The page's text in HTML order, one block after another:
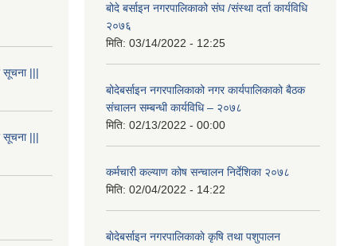
सूचना |||
सूचना |||
बोदे बर्साइन नगरपालिकाको संघ /संस्था दर्ता कार्यविधि
२०७६
मिति: 03/14/2022 - 12:25
बोदेबर्साइन नगरपालिकाको नगर कार्यपालिकाको बैठक
संचालन सम्बन्धी कार्यविधि – २०७८
मिति: 02/13/2022 - 00:00
कर्मचारी कल्याण कोष सन्चालन निर्देशिका २०७८
मिति: 02/04/2022 - 14:22
बाेदेबर्साइन नगरपालिकाकाे कृषि तथा पशुपालन